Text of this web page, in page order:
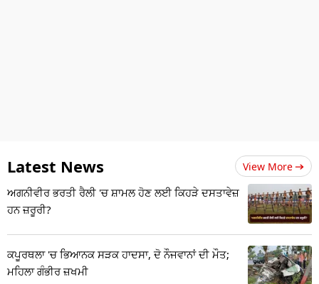
Latest News View More
ਅਗਨੀਵੀਰ ਭਰਤੀ ਰੈਲੀ 'ਚ ਸ਼ਾਮਲ ਹੋਣ ਲਈ ਕਿਹੜੇ ਦਸਤਾਵੇਜ਼
ਹਨ ਜ਼ਰੂਰੀ?
ਕਪੂਰਥਲਾ 'ਚ ਭਿਆਨਕ ਸੜਕ ਹਾਦਸਾ, ਦੋ ਨੌਜਵਾਨਾਂ ਦੀ ਮੌਤ;
ਮਹਿਲਾ ਗੰਭੀਰ ਜ਼ਖਮੀ